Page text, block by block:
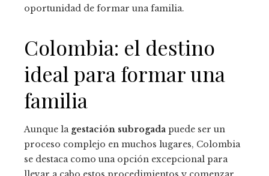
oportunidad de formar una familia.
Colombia: el destino
ideal para formar una
familia
Aunque la gestación subrogada puede ser un
proceso complejo en muchos lugares, Colombia
se destaca como una opción excepcional para